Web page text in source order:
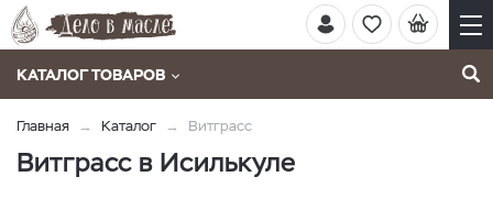
КАТАЛОГ ТОВАРОВ
Главная Каталог Витграсс
Витграсс в Исилькуле